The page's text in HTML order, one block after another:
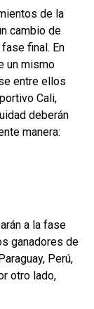
de la
cambio de
final. En
un mismo
entre ellos
Cali,
deberán
manera:
a la fase
ganadores de
Perú,
otro lado,